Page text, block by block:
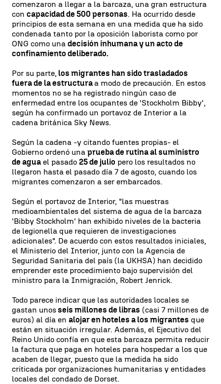
comenzaron a llegar a la barcaza, una gran estructura
con capacidad de 500 personas. Ha ocurrido desde
principios de esta semana en una medida que ha sido
condenada tanto por la oposición laborista como por
ONG como una decisión inhumana y un acto de
confinamiento deliberado.
Por su parte, los migrantes han sido trasladados
fuera de la estructura a modo de precaución. En estos
momentos no se ha registrado ningún caso de
enfermedad entre los ocupantes de 'Stockholm Bibby',
según ha confirmado un portavoz de Interior a la
cadena británica Sky News.
Según la cadena -y citando fuentes propias- el
Gobierno ordenó una prueba de rutina al suministro
de agua el pasado 25 de julio pero los resultados no
llegaron hasta el pasado día 7 de agosto, cuando los
migrantes comenzaron a ser embarcados.
Según el portavoz de Interior, "las muestras
medioambientales del sistema de agua de la barcaza
'Bibby Stockholm' han exhibido niveles de la bacteria
de legionella que requieren de investigaciones
adicionales". De acuerdo con estos resultados iniciales,
el Ministerio del Interior, junto con la Agencia de
Seguridad Sanitaria del país (la UKHSA) han decidido
emprender este procedimiento bajo supervisión del
ministro para la Inmigración, Robert Jenrick.
Todo parece indicar que las autoridades locales se
gastan unosseis millones de libras (casi 7 millones de
euros) al día en alojar en hoteles a los migrantes que
están en situación irregular. Además, el Ejecutivo del
Reino Unido confía en que esta barcaza permita reducir
la factura que paga en hoteles para hospedar a los que
acaben de llegar, puesto que la medida ha sido
criticada por organizaciones humanitarias y entidades
locales del condado de Dorset.